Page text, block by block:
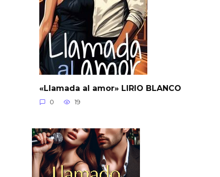
«Llamada al amor» LIRIO BLANCO
0 19